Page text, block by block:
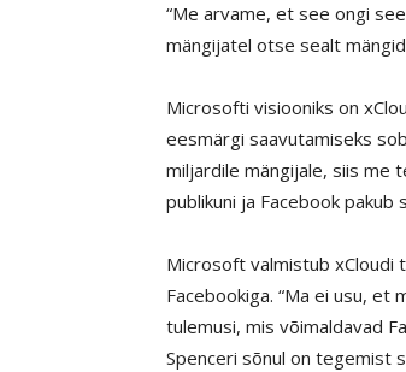
“Me arvame, et see ongi
mängijatel otse sealt
Microsofti visiooniks on
eesmärgi saavutamiseks
miljardile mängijale, siis me
publikuni ja Facebook pakub
Microsoft valmistub xCloudi
Facebookiga. “Ma ei usu,
tulemusi, mis võimaldavad
Spenceri sõnul on tegemist